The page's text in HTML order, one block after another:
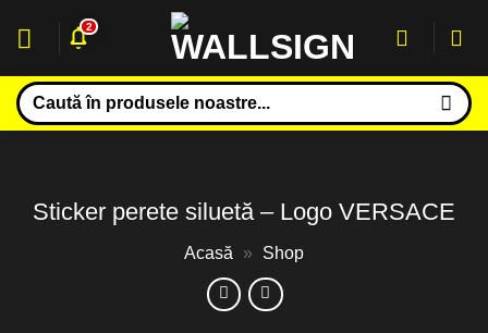
2
Caută
după:
Sticker perete siluetă – Logo VERSACE
Acasă » Shop